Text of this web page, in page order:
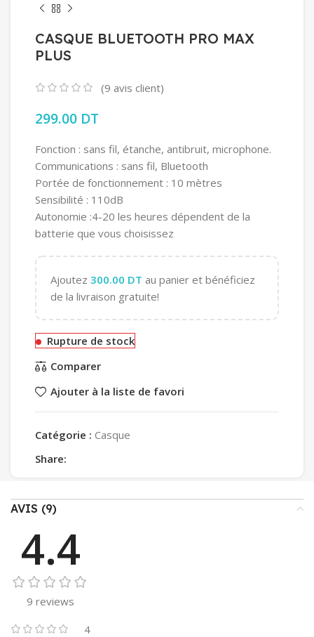
CASQUE BLUETOOTH PRO MAX
PLUS
(9 avis client)
299.00 DT
Fonction : sans fil, étanche, antibruit, microphone.
Communications : sans fil, Bluetooth
Portée de fonctionnement : 10 mètres
Sensibilité : 110dB
Autonomie :4-20 les heures dépendent de la
batterie que vous choisissez
Ajoutez 300.00 DT au panier et bénéficiez
de la livraison gratuite!
Rupture de stock
Comparer
Ajouter à la liste de favori
Catégorie : Casque
Share:
AVIS (9)
4.4
9 reviews
4